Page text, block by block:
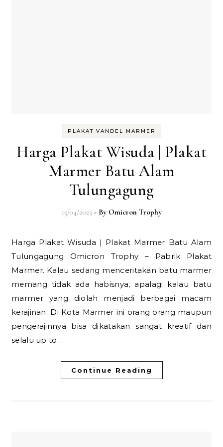
PLAKAT VANDEL MARMER
Harga Plakat Wisuda | Plakat
Marmer Batu Alam
Tulungagung
15/04/2023 - By Omicron Trophy
Harga Plakat Wisuda | Plakat Marmer Batu Alam
Tulungagung Omicron Trophy – Pabrik Plakat
Marmer. Kalau sedang menceritakan batu marmer
memang tidak ada habisnya, apalagi kalau batu
marmer yang diolah menjadi berbagai macam
kerajinan. Di Kota Marmer ini orang orang maupun
pengerajinnya bisa dikatakan sangat kreatif dan
selalu up to…
Continue Reading